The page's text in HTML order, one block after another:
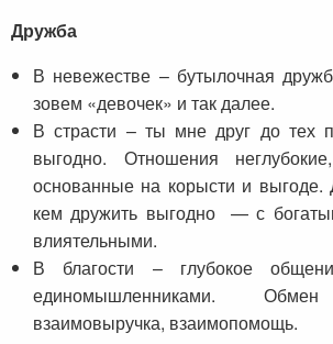
Дружба
В невежестве – бутылочная
зовем «девочек» и так далее.
В страсти – ты мне друг до тех
выгодно. Отношения
основанные на корысти и выгоде.
кем дружить выгодно — с
влиятельными.
В благости – глубокое
единомышленниками.
взаимовыручка, взаимопомощь.